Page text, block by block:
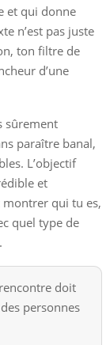
et qui donne
n’est pas juste
ton filtre de
d’une
sûrement
paraître banal,
L’objectif
et
qui tu es,
quel type de
doit
personnes